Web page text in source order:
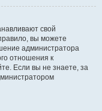
свой
вы можете
администратора
отношения к
Если вы не знаете, за